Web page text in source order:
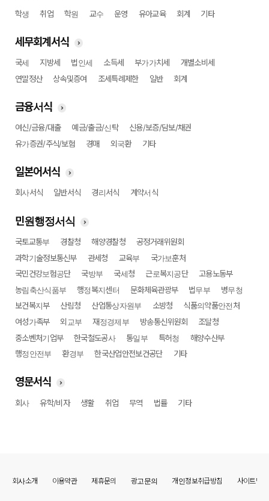
학생 취업 학원 교수 운영 유아교육 회계 기타
세무회계서식
국세 지방세 법인세 소득세 부가가치세
개별소비세
연말정산
상속및증여 조세특례제한 일반 회계
금융서식
여신/금융/대출 예금/출금/신탁
신용/보증/담보/채권
유가증권/주식/보험
경매 외국환 기타
일본어서식
회사서식 일반서식 경리서식 계약서식
민원행정서식
국토교통부 경찰청 해양경찰청
공정거래위원회
과학기술정보통신부
관세청 교육부
국가보훈처
국민건강보험공단
국방부 국세청 근로복지공단
고용노동부
농림축산식품부
행정복지센터 문화체육관광부 법무부
병무청
보건복지부
산림청 산업통상자원부 소방청
식품의약품안전처
여성가족부
외교부 재정경제부 방송통신위원회
조달청
중소벤처기업부
한국철도공사 통일부 특허청
해양수산부
행정안전부
환경부 한국산업안전보건공단 기타
영문서식
회사 유학/비자 생활 취업 무역 법률 기타
회사소개 이용약관 제휴문의 광고문의 개인정보취급방침 사이트맵